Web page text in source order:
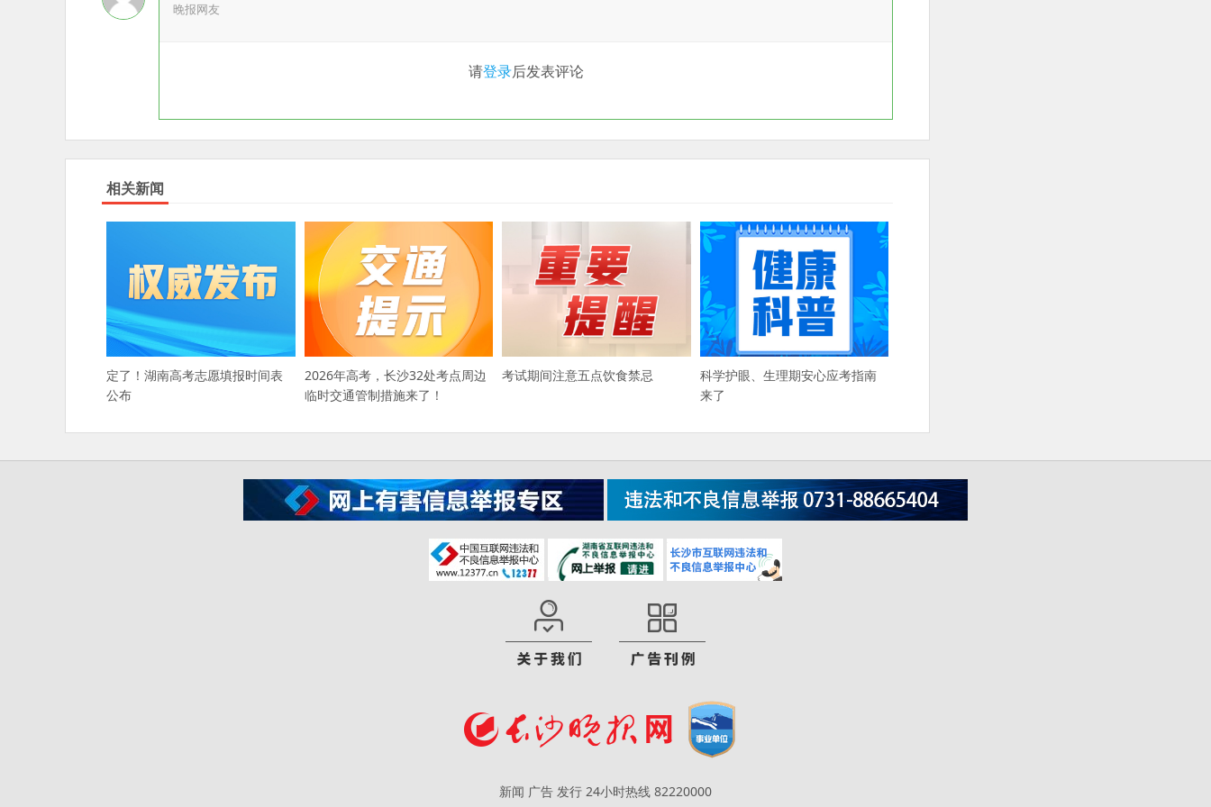
晚报网友
请登录后发表评论
相关新闻
定了！湖南高考志愿填报时间表
公布
2026年高考，长沙32处考点周边
临时交通管制措施来了！
考试期间注意五点饮食禁忌
科学护眼、生理期安心应考指南
来了
新闻 广告 发行 24小时热线 82220000